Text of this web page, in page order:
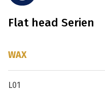
Flat head Serien
WAX
L01